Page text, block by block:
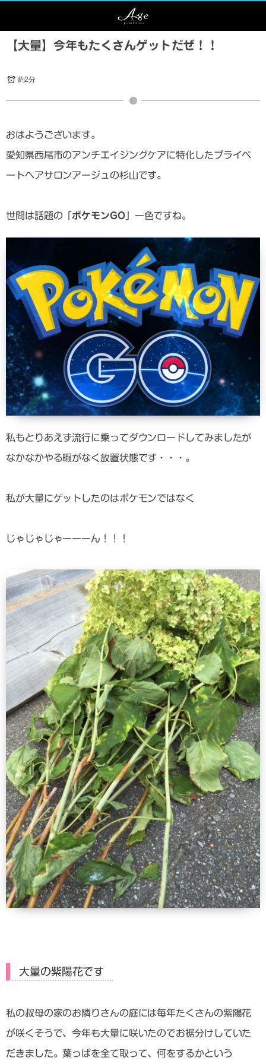
【大量】今年もたくさんゲットだぜ！！
約2分
おはようございます。
愛知県西尾市のアンチエイジングケアに特化したプライベ
ートヘアサロンアージュの杉山です。
世間は話題の「ポケモンGO」一色ですね。
私もとりあえず流行に乗ってダウンロードしてみましたが
なかなかやる暇がなく放置状態です・・・。
私が大量にゲットしたのはポケモンではなく
じゃじゃじゃーーーん！！！
大量の紫陽花です
私の叔母の家のお隣りさんの庭には毎年たくさんの紫陽花
が咲くそうで、今年も大量に咲いたのでお裾分けしていた
だきました。葉っぱを全て取って、何をするかという